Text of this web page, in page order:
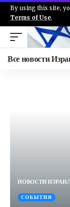
By using this site,
Terms of Use.
Все новости
НОВОСТИ
СОБЫТИЯ